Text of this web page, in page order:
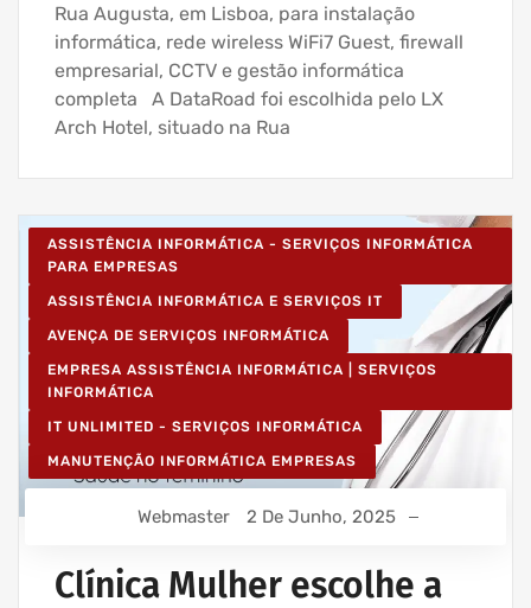
Rua Augusta, em Lisboa, para instalação
informática, rede wireless WiFi7 Guest, firewall
empresarial, CCTV e gestão informática
completa A DataRoad foi escolhida pelo LX
Arch Hotel, situado na Rua
ASSISTÊNCIA INFORMÁTICA - SERVIÇOS INFORMÁTICA
PARA EMPRESAS
ASSISTÊNCIA INFORMÁTICA E SERVIÇOS IT
AVENÇA DE SERVIÇOS INFORMÁTICA
EMPRESA ASSISTÊNCIA INFORMÁTICA | SERVIÇOS
INFORMÁTICA
IT UNLIMITED - SERVIÇOS INFORMÁTICA
MANUTENÇÃO INFORMÁTICA EMPRESAS
Webmaster 2 De Junho, 2025
Clínica Mulher escolhe a